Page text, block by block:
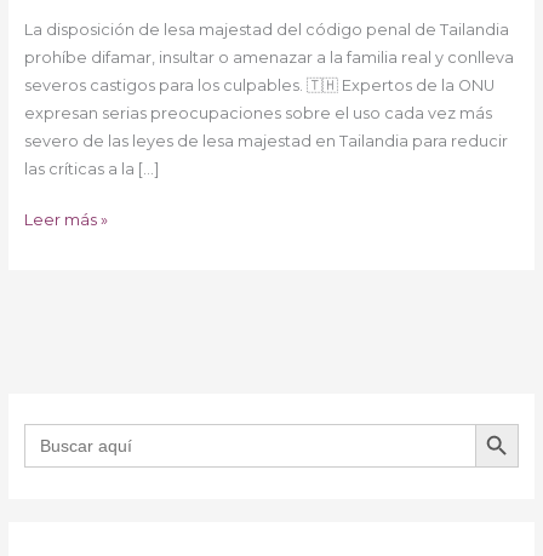
La disposición de lesa majestad del código penal de Tailandia
prohíbe difamar, insultar o amenazar a la familia real y conlleva
severos castigos para los culpables. 🇹🇭 Expertos de la ONU
expresan serias preocupaciones sobre el uso cada vez más
severo de las leyes de lesa majestad en Tailandia para reducir
las críticas a la […]
Leer más »
Buscar: BOTÓN DE